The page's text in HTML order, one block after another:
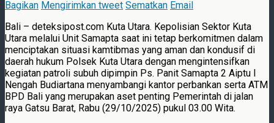
Bagikan Mengirimkan tweet Sematkan Email
Bali – deteksipost.com Kuta Utara. Kepolisian Sektor Kuta
Utara melalui Unit Samapta saat ini tetap berkomitmen dalam
menciptakan situasi kamtibmas yang aman dan kondusif di
daerah hukum Polsek Kuta Utara dengan mengintensifkan
kegiatan patroli subuh dipimpin Ps. Panit Samapta 2 Aiptu I
Nengah Budiartana menyambangi kantor perbankan serta ATM
BPD Bali yang merupakan aset penting Pemerintah di jalan
raya Gatsu Barat, Rabu (29/10/2025) pukul 03.00 Wita.